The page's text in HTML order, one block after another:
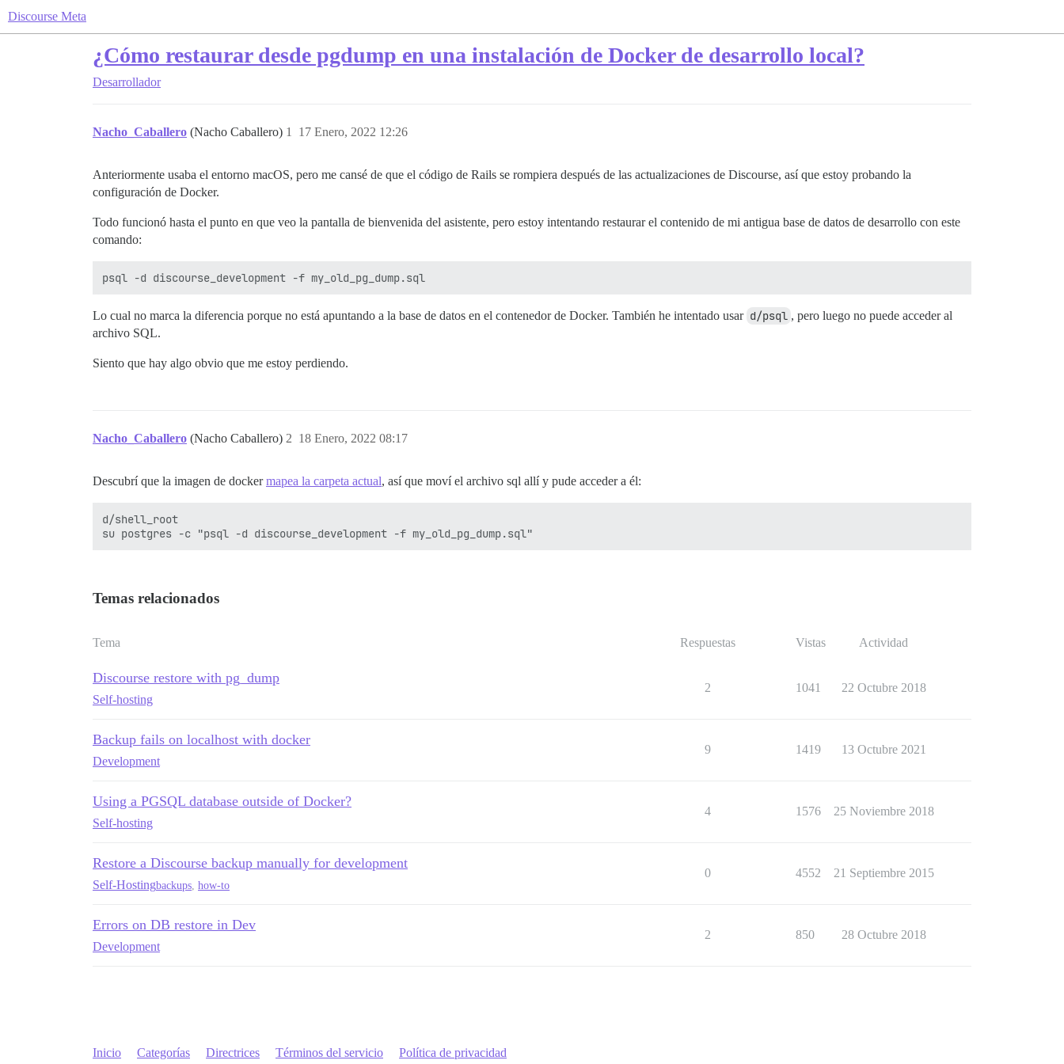
Discourse Meta
¿Cómo restaurar desde pgdump en una instalación de Docker de desarrollo local?
Desarrollador
Nacho_Caballero (Nacho Caballero) 17 Enero, 2022 12:26
1
Anteriormente usaba el entorno macOS, pero me cansé de que el código de Rails se rompiera después de las actualizaciones de Discourse, así que estoy probando la
configuración de Docker.
Todo funcionó hasta el punto en que veo la pantalla de bienvenida del asistente, pero estoy intentando restaurar el contenido de mi antigua base de datos de desarrollo con este
comando:
Lo cual no marca la diferencia porque no está apuntando a la base de datos en el contenedor de Docker. También he intentado usar d/psql , pero luego no puede acceder al
archivo SQL.
Siento que hay algo obvio que me estoy perdiendo.
Nacho_Caballero (Nacho Caballero) 18 Enero, 2022 08:17
2
Descubrí que la imagen de dockermapea la carpeta actual, así que moví el archivo sql allí y pude acceder a él:
d/shell_root
Temas relacionados
Tema Respuestas Vistas Actividad
Discourse restore with pg_dump
Self-hosting
2 1041 22 Octubre 2018
Backup fails on localhost with docker
Development
9 1419 13 Octubre 2021
Using a PGSQL database outside of Docker?
Self-hosting
4 1576 25 Noviembre 2018
Restore a Discourse backup manually for development
Self-Hostingbackups how-to
0 4552 21 Septiembre 2015
Errors on DB restore in Dev
Development
2 850 28 Octubre 2018
Inicio Categorías Directrices Términos del servicio Política de privacidad